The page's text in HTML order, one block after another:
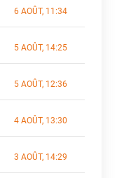
6 AOÛT, 11:34
5 AOÛT, 14:25
5 AOÛT, 12:36
4 AOÛT, 13:30
3 AOÛT, 14:29